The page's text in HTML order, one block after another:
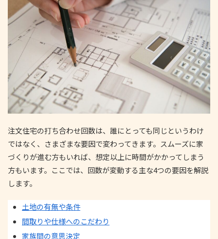
注文住宅の打ち合わせ回数は、誰にとっても同じというわけ
ではなく、さまざまな要因で変わってきます。スムーズに家
づくりが進む方もいれば、想定以上に時間がかかってしまう
方もいます。ここでは、回数が変動する主な4つの要因を解説
します。
土地の有無や条件
間取りや仕様へのこだわり
家族間の意思決定